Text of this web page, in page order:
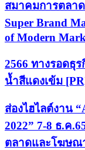
สมาคมการตลา
Super Brand
of Modern
2566 ทางรอดธุ
น้ำสีแดงเข้ม
ส่องไฮไลต์งาน
2022” 7-8 ธ.ค
ตลาดและโฆษณ